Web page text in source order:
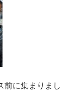
前に集まりまし